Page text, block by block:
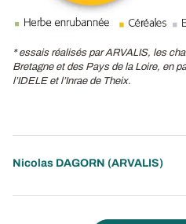
* essais réalisés par ARVALIS, les
Bretagne et des Pays de la Loire, en
l’IDELE et l’Inrae de Theix.
Nicolas DAGORN (ARVALIS)